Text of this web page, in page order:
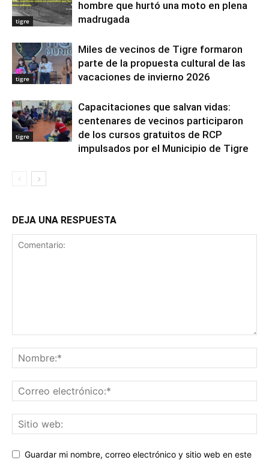
tigre
hombre que hurtó una moto en plena
madrugada
tigre
Miles de vecinos de Tigre formaron
parte de la propuesta cultural de las
vacaciones de invierno 2026
tigre
Capacitaciones que salvan vidas:
centenares de vecinos participaron
de los cursos gratuitos de RCP
impulsados por el Municipio de Tigre
DEJA UNA RESPUESTA
Guardar mi nombre, correo electrónico y sitio web en este